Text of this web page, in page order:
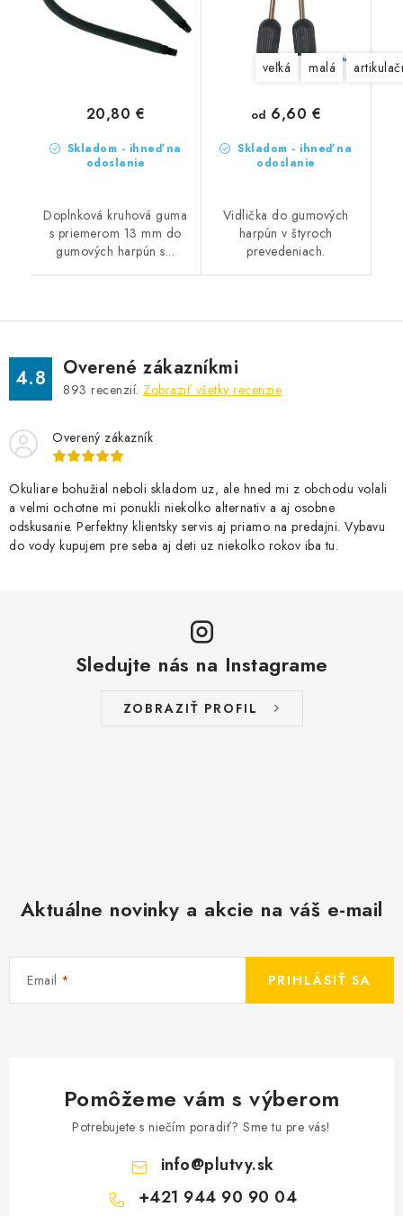
Skladom - ihneď na
odoslanie
20,80 €
Doplnková kruhová guma
s priemerom 13 mm do
gumových harpún s...
veľká malá
Skladom - ihneď na
odoslanie
od 6,60 €
Vidlička do gumových
harpún v štyroch
prevedeniach.
4.8 Overené zákazníkmi
893 recenzií. Zobraziť všetky recenzie
Overený zákazník
Okuliare bohužial neboli skladom uz, ale hned mi z obchodu volali
a velmi ochotne mi ponukli niekolko alternativ a aj osobne
odskusanie. Perfektny klientsky servis aj priamo na predajni. Vybavu
do vody kupujem pre seba aj deti uz niekolko rokov iba tu.
Sledujte nás na Instagrame
ZOBRAZIŤ PROFIL
Aktuálne novinky a akcie na váš e-mail
Email PRIHLÁSIŤ SA
Pomôžeme vám s výberom
Potrebujete s niečím poradiť? Sme tu pre vás!
info@plutvy.sk
+421 944 90 90 04